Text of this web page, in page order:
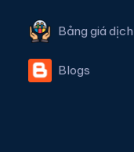
Bảng giá
Blogs
Khách Hàng Nói